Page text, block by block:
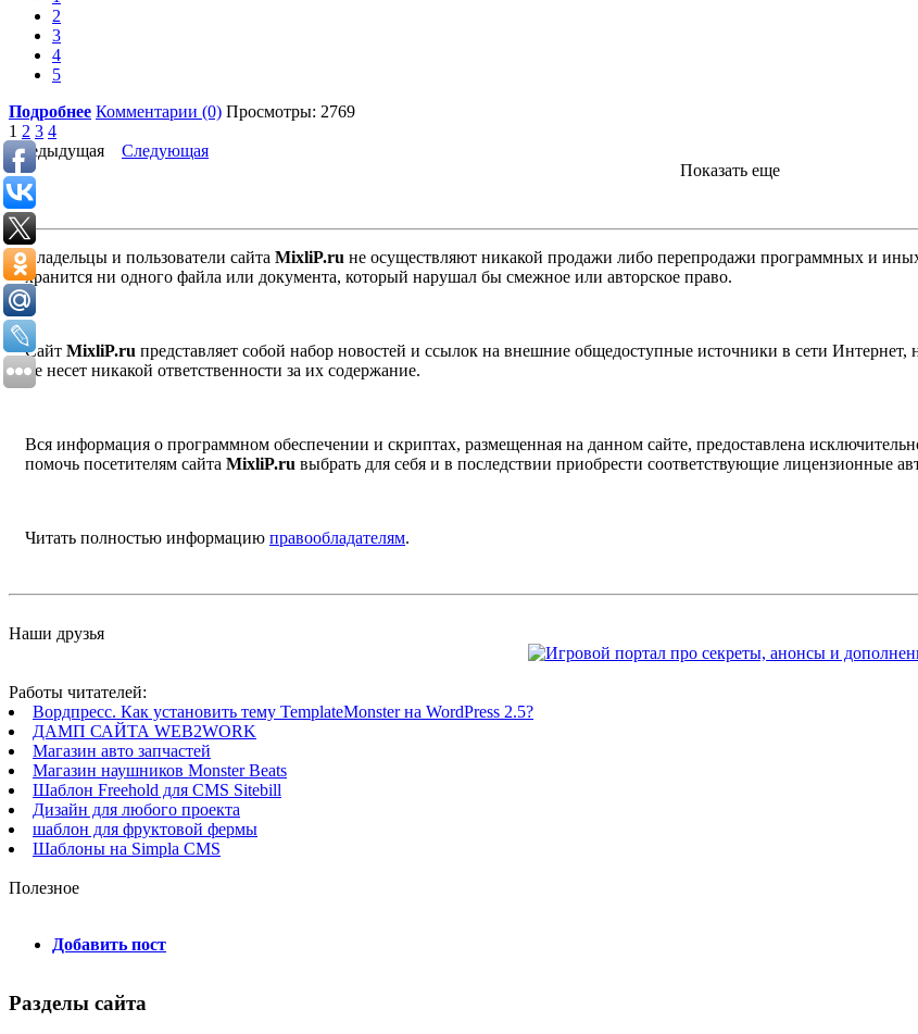
2
3
4
5
Подробнее Комментарии (0) Просмотры: 2769
1 2 3 4
Предыдущая
Следующая
Показать еще
Владельцы и пользователи сайта MixliP.ru не осуществляют никакой продажи либо перепродажи программных и
хранится ни одного файла или документа, который нарушал бы смежное или авторское право.
Сайт MixliP.ru представляет собой набор новостей и ссылок на внешние общедоступные источники в сети Интернет,
не несет никакой ответственности за их содержание.
Вся информация о программном обеспечении и скриптах, размещенная на данном сайте, предоставлена
помочь посетителям сайта MixliP.ru выбрать для себя и в последствии приобрести соответствующие лицензионные
Читать полностью информацию правообладателям.
Наши друзья
Работы читателей:
Вордпресс. Как установить тему TemplateMonster на WordPress 2.5?
ДАМП САЙТА WEB2WORK
Магазин авто запчастей
Магазин наушников Monster Beats
Шаблон Freehold для CMS Sitebill
Дизайн для любого проекта
шаблон для фруктовой фермы
Шаблоны на Simpla CMS
Полезное
Добавить пост
Разделы сайта